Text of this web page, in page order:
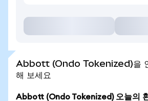
Abbott (Ondo Tokenized)을 인
해 보세요
Abbott (Ondo Tokenized) 오늘의